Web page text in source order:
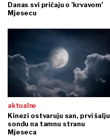
Danas svi pričaju o 'krvavom'
Mjesecu
aktualno
Kinezi ostvaruju san, prvi šalju
sondu na tamnu stranu
Mjeseca